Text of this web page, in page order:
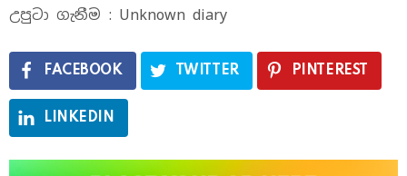
උපුටා ගැනීම : Unknown diary
FACEBOOK TWITTER PINTEREST
LINKEDIN